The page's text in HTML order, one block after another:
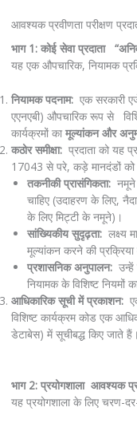
आवश्यक प्रवीणता परीक्षण
भाग 1: कोई सेवा प्रदाता
यह एक औपचारिक, नियामक
नियामक पदनाम:एक सरकारी
एएनएबी) औपचारिक रूप से
कार्यक्रमों का मूल्यांकन और
कठोर समीक्षा:प्रदाता को यह
17043 से परे, कड़े मानदंडों को
तकनीकी प्रासंगिकता: नमूने
चाहिए (उदाहरण के लिए,
के लिए मिट्टी के नमूने)।
सांख्यिकीय सुदृढ़ता: लक्ष्य
मूल्यांकन करने की
प्रशासनिक अनुपालन:
नियामक के विशिष्ट नियमों
आधिकारिक सूची में प्रकाशन:एक
विशिष्ट कार्यक्रम कोड एक
डेटाबेस) में सूचीबद्ध किए जाते हैं।
भाग 2: प्रयोगशाला आवश्यक
यह प्रयोगशाला के लिए चरण-